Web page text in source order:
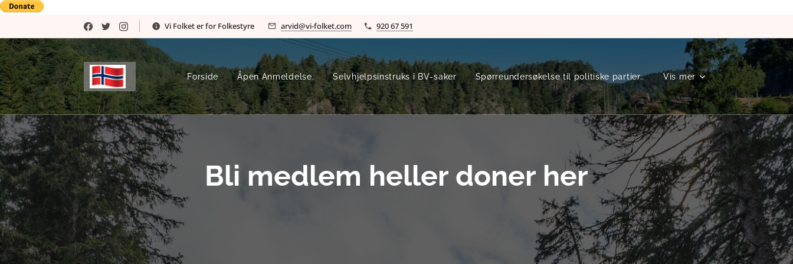
Vi Folket er for Folkestyre arvid@vi-folket.com 920 67 591
Forside Åpen Anmeldelse. Selvhjelpsinstruks i BV-saker Spørreundersøkelse til politiske partier.. Vis mer
Bli medlem heller doner her